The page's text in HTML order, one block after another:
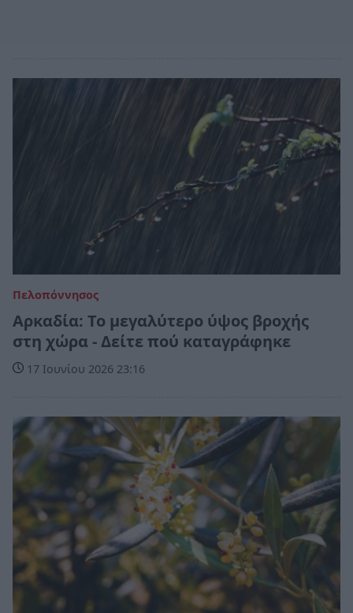
Πελοπόννησος
Αρκαδία: Το μεγαλύτερο ύψος βροχής
στη χώρα - Δείτε πού καταγράφηκε
17 Ιουνίου 2026 23:16